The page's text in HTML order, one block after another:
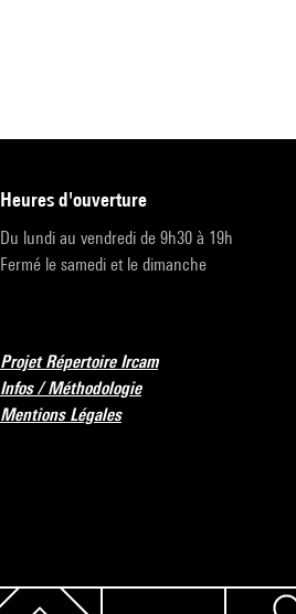
heures d'ouverture
Du lundi au vendredi de 9h30 à 19h
Fermé le samedi et le dimanche
Projet Répertoire Ircam
Infos / Méthodologie
Mentions Légales